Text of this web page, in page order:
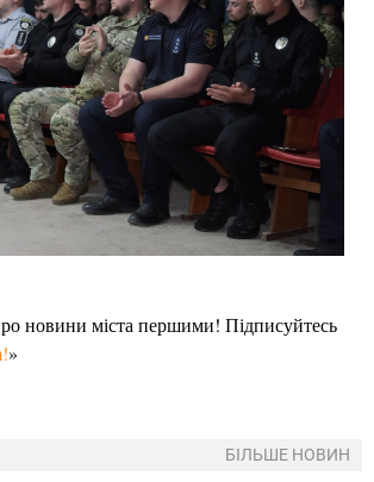
новини міста першими! Підписуйтесь
»
БІЛЬШЕ НОВИН